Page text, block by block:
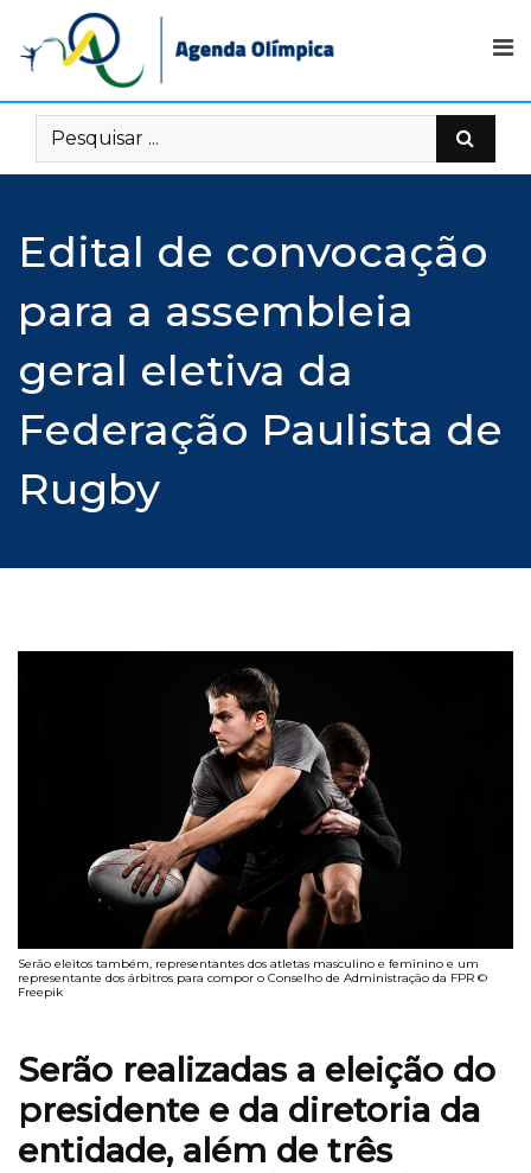
content
Edital de convocação
para a assembleia
geral eletiva da
Federação Paulista de
Rugby
Serão eleitos também, representantes dos atletas masculino e feminino e um
representante dos árbitros para compor o Conselho de Administração da FPR ©
Freepik
Serão realizadas a eleição do
presidente e da diretoria da
entidade, além de três